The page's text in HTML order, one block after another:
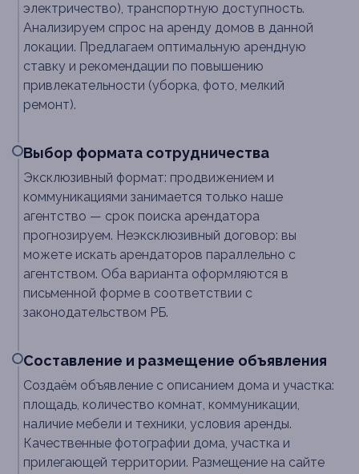
электричество), транспортную доступность.
Анализируем спрос на аренду домов в данной
локации. Предлагаем оптимальную арендную
ставку и рекомендации по повышению
привлекательности (уборка, фото, мелкий
ремонт).
Выбор формата сотрудничества
Эксклюзивный формат: продвижением и
коммуникациями занимается только наше
агентство — срок поиска арендатора
прогнозируем. Неэксклюзивный договор: вы
можете искать арендаторов параллельно с
агентством. Оба варианта оформляются в
письменной форме в соответствии с
законодательством РБ.
Составление и размещение объявления
Создаём объявление с описанием дома и участка:
площадь, количество комнат, коммуникации,
наличие мебели и техники, условия аренды.
Качественные фотографии дома, участка и
прилегающей территории. Размещение на сайте